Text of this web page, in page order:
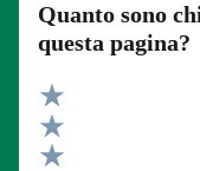
Quanto sono
questa pagina?
Valuta 5 stelle su 5
Valuta 4 stelle su 5